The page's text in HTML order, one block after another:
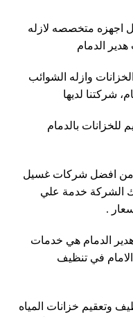
اجهزه متخصصه لازله
الدمام
وازله الشوائب
شركتنا لديها
للخزانات بالدمام
من افضل شركات غسيل
الشركة خدمة علي
.
الدمام هي خدمات
في تنظيف
وتعقيم خزانات المياه